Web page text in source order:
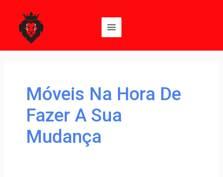
conteúdo
Menu
Móveis Na Hora De
Fazer A Sua
Mudança